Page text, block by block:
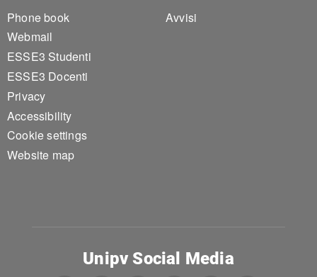
Footer 1
Phone book
Webmail
ESSE3 Studenti
ESSE3 Docenti
Privacy
Accessibility
Cookie settings
Website map
Footer 2
Avvisi
Unipv Social Media